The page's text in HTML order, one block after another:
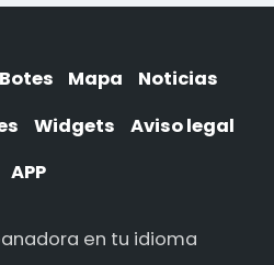
Botes Mapa
Noticias
Widgets
Aviso legal
APP
en tu idioma